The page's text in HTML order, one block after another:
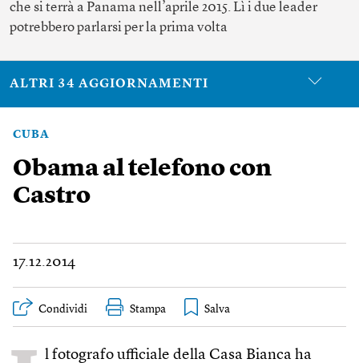
che si terrà a Panama nell’aprile 2015. Lì i due leader
potrebbero parlarsi per la prima volta
ALTRI 34 AGGIORNAMENTI
CUBA
Obama al telefono con
Castro
17.12.2014
Condividi Stampa
l fotografo ufficiale della Casa Bianca ha